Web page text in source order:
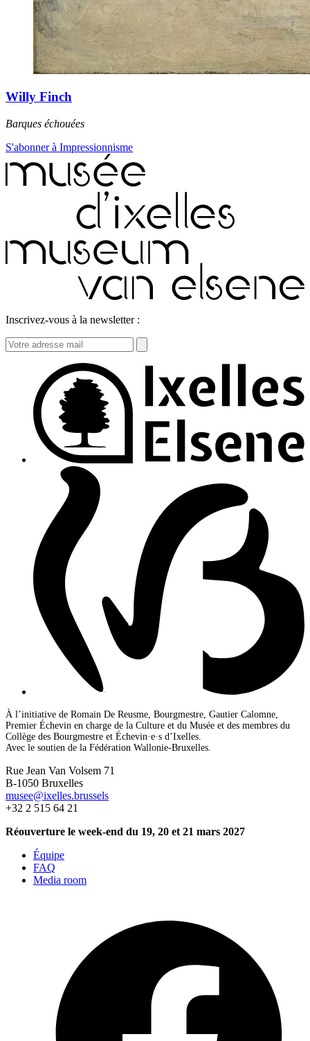
Willy Finch
Barques échouées
S'abonner à Impressionnisme
Inscrivez-vous à la newsletter :
À l’initiative de Romain De Reusme, Bourgmestre, Gautier Calomne,
Premier Échevin en charge de la Culture et du Musée et des membres du
Collège des Bourgmestre et Échevin·e·s d’Ixelles.
Avec le soutien de la Fédération Wallonie-Bruxelles.
Rue Jean Van Volsem 71
B-1050 Bruxelles
musee@ixelles.brussels
+32 2 515 64 21
Réouverture le week-end du 19, 20 et 21 mars 2027
Équipe
FAQ
Media room